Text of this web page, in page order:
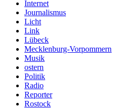
Internet
Journalismus
Licht
Link
Lübeck
Mecklenburg-Vorpommern
Musik
ostern
Politik
Radio
Reporter
Rostock